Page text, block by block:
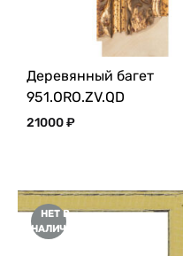
Деревянный багет
951.ORO.ZV.QD
21000₽
НЕТ В
НАЛИЧИИ